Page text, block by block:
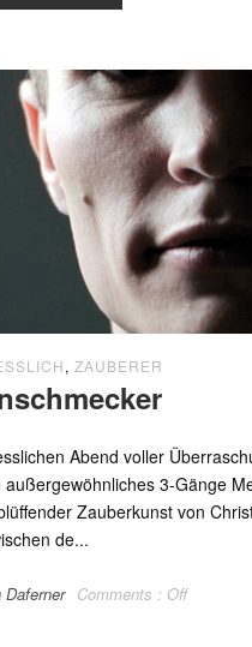
, ZAUBERER
Abend voller
3-Gänge
Zauberkunst von
de...
Daferner Comments : Off